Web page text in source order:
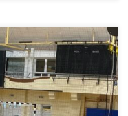
(11-9) A bajnokság első
vasárnap délután
Katalin edző a hazai